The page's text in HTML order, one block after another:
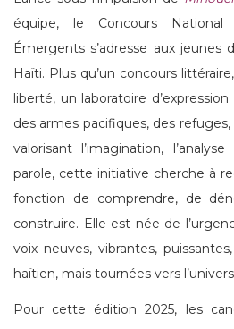
équipe, le Concours National
Émergents s’adresse aux jeunes
Haïti. Plus qu’un concours
liberté, un laboratoire
des armes pacifiques, des refuges,
valorisant l’imagination,
parole, cette initiative cherche à
fonction de comprendre, de
construire. Elle est née de
voix neuves, vibrantes,
haïtien, mais tournées vers
Pour cette édition 2025, les